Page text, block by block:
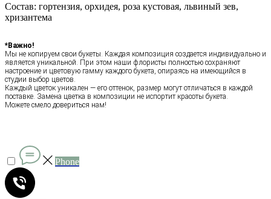
Состав: гортензия, орхидея, роза кустовая, львиный зев,
хризантема
*Важно!
Мы не копируем свои букеты. Каждая композиция создается индивидуально и
является уникальной. При этом наши флористы полностью сохраняют
настроение и цветовую гамму каждого букета, опираясь на имеющийся в
студии выбор цветов.
Каждый цветок уникален — его оттенок, размер могут отличаться в каждой
поставке. Замена цветка в композиции не испортит красоты букета.
Можете смело довериться нам!
Phone